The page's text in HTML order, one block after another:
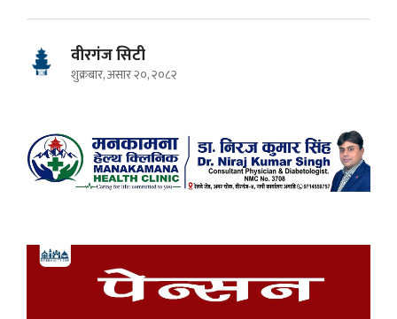
वीरगंज सिटी
शुक्रबार, असार २०, २०८२